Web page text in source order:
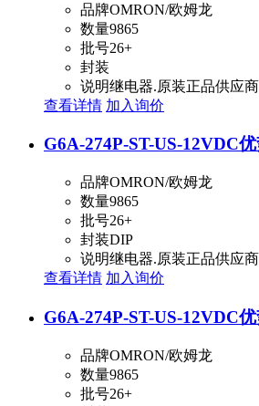
品牌OMRON/欧姆龙
数量9865
批号26+
封装
说明继电器.原装正品供应
查看详情 加入询价
G6A-274P-ST-US-12VDC
品牌OMRON/欧姆龙
数量9865
批号26+
封装DIP
说明继电器.原装正品供应
查看详情 加入询价
G6A-274P-ST-US-12VDC
品牌OMRON/欧姆龙
数量9865
批号26+